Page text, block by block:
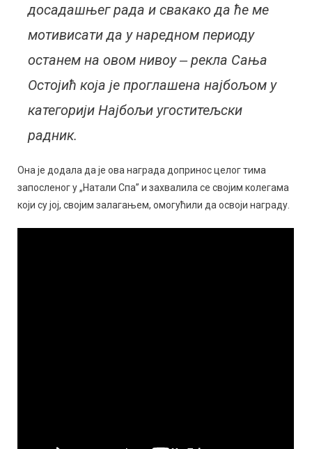
досадашњег рада и свакако да ће ме
мотивисати да у наредном периоду
останем на овом нивоу ‒ рекла Сања
Остојић која је проглашена најбољом у
категорији Најбољи угоститељски
радник.
Она је додала да је ова награда допринос целог тима
запосленог у „Натали Спа” и захвалила се својим колегама
који су јој, својим залагањем, омогућили да освоји награду.